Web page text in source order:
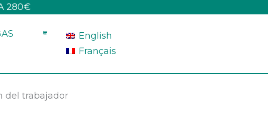
280€
English
Français
del trabajador